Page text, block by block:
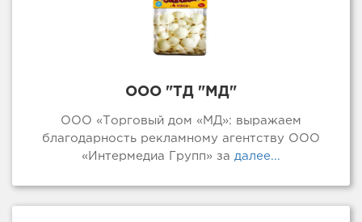
ООО "ТД "МД"
ООО «Торговый дом «МД»: выражаем
благодарность рекламному агентству ООО
«Интермедиа Групп» за далее...